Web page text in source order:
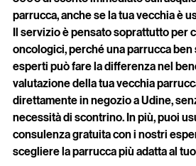
500€ di sconto immediato
parrucca, anche se la tua vecchia è
Il servizio è pensato soprattutto per
oncologici, perché una parrucca ben
esperti può fare la differenza nel
valutazione della tua vecchia
direttamente in negozio a Udine,
necessità di scontrino. In più, puoi
consulenza gratuita con i nostri